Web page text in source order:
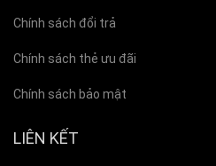
Chính sách đổi trả
Chính sách thẻ ưu đãi
Chính sách bảo mật
LIÊN KẾT